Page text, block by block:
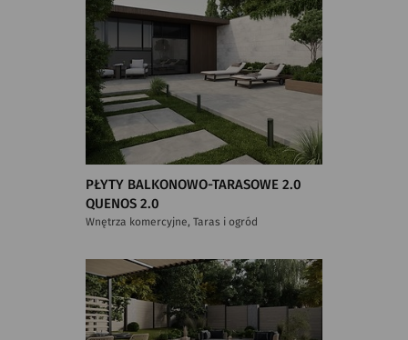
PŁYTY BALKONOWO-TARASOWE 2.0
QUENOS 2.0
Wnętrza komercyjne, Taras i ogród